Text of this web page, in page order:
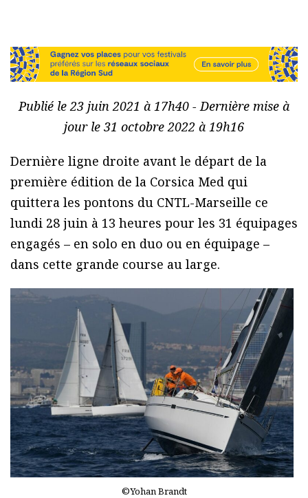
Publié le 23 juin 2021 à 17h40 - Dernière mise à
jour le 31 octobre 2022 à 19h16
Dernière ligne droite avant le départ de la
première édition de la Corsica Med qui
quittera les pontons du CNTL-Marseille ce
lundi 28 juin à 13 heures pour les 31 équipages
engagés – en solo en duo ou en équipage –
dans cette grande course au large.
©Yohan Brandt